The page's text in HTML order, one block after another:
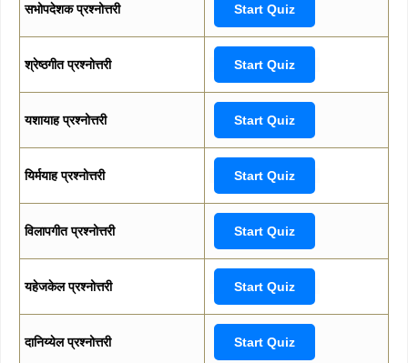
सभोपदेशक प्रश्नोत्तरी Start Quiz
श्रेष्ठगीत प्रश्नोत्तरी Start Quiz
यशायाह प्रश्नोत्तरी Start Quiz
यिर्मयाह प्रश्नोत्तरी Start Quiz
विलापगीत प्रश्नोत्तरी Start Quiz
यहेजकेल प्रश्नोत्तरी Start Quiz
दानिय्येल प्रश्नोत्तरी Start Quiz